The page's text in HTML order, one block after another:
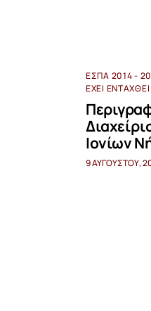
ΕΣΠΑ 2014 -
ΈΧΕΙ
Ιονίων
9 ΑΥΓΟΎΣΤΟΥ,